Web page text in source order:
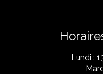
Lundi :